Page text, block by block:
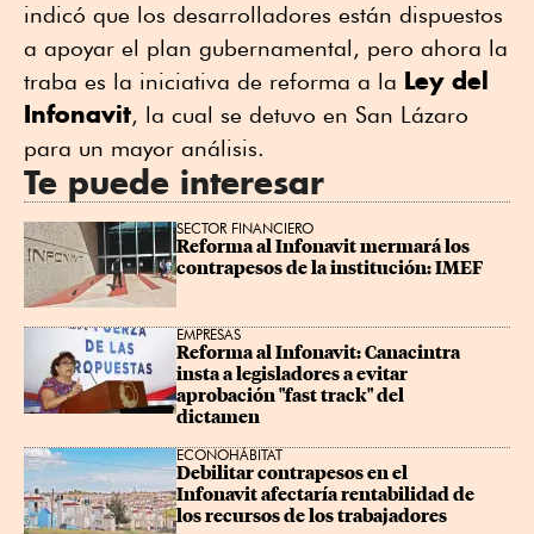
indicó que los desarrolladores están dispuestos
a apoyar el plan gubernamental, pero ahora la
traba es la iniciativa de reforma a la Ley del
Infonavit, la cual se detuvo en San Lázaro
para un mayor análisis.
Te puede interesar
SECTOR FINANCIERO
Reforma al Infonavit mermará los
contrapesos de la institución: IMEF
EMPRESAS
Reforma al Infonavit: Canacintra
insta a legisladores a evitar
aprobación "fast track" del
dictamen
ECONOHÁBITAT
Debilitar contrapesos en el
Infonavit afectaría rentabilidad de
los recursos de los trabajadores